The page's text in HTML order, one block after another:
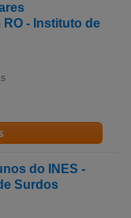
- Instituto de
do INES -
Surdos